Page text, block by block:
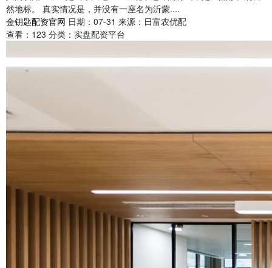
然地标。 真实情况是，并没有一座名为沂蒙....
金钥匙配资官网 日期：07-31 来源：日富农优配
查看： 123 分类： 实盘配资平台